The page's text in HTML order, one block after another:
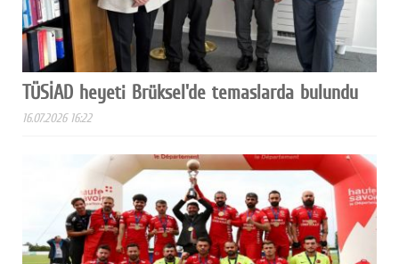
TÜSİAD heyeti Brüksel'de temaslarda bulundu
16.07.2026 16:22